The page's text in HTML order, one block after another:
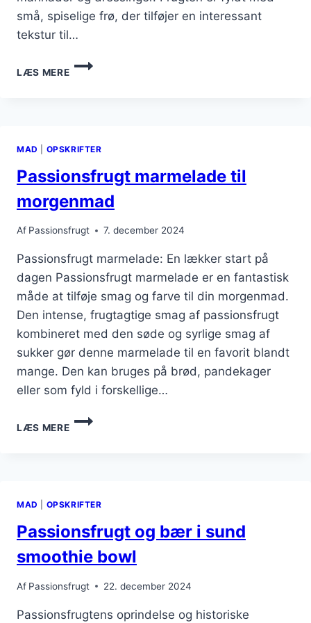
små, spiselige frø, der tilføjer en interessant
tekstur til…
LÆS MERE
PASSIONSFRUGT
TIL
MAD OPSKRIFTER
Passionsfrugt marmelade til
morgenmad
Af Passionsfrugt 7. december 2024
Passionsfrugt marmelade: En lækker start på
dagen Passionsfrugt marmelade er en fantastisk
måde at tilføje smag og farve til din morgenmad.
Den intense, frugtagtige smag af passionsfrugt
kombineret med den søde og syrlige smag af
sukker gør denne marmelade til en favorit blandt
mange. Den kan bruges på brød, pandekager
eller som fyld i forskellige…
LÆS MERE
PASSIONSFRUGT
MARMELADE
MAD OPSKRIFTER
Passionsfrugt og bær i sund
smoothie bowl
Af Passionsfrugt 22. december 2024
Passionsfrugtens oprindelse og historiske